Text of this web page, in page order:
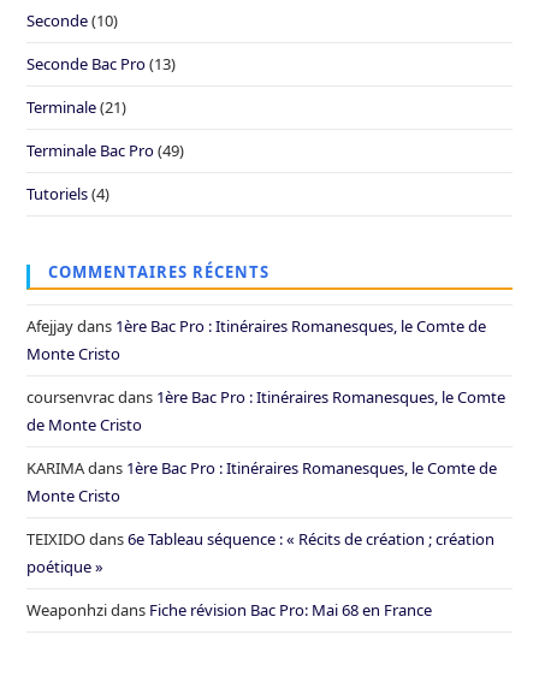
Seconde(10)
Seconde Bac Pro(13)
Terminale(21)
Terminale Bac Pro(49)
Tutoriels(4)
COMMENTAIRES RÉCENTS
Afejjaydans 1ère Bac Pro : Itinéraires Romanesques, le Comte de
Monte Cristo
coursenvracdans 1ère Bac Pro : Itinéraires Romanesques, le Comte
de Monte Cristo
KARIMAdans 1ère Bac Pro : Itinéraires Romanesques, le Comte de
Monte Cristo
TEIXIDOdans6e Tableau séquence : « Récits de création ; création
poétique »
Weaponhzidans Fiche révision Bac Pro: Mai 68 en France